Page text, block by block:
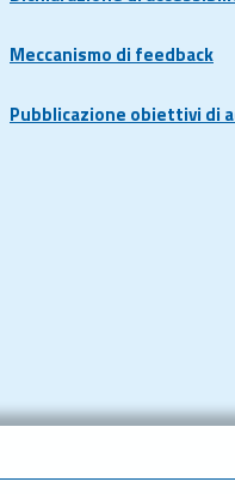
Meccanismo di feedback
Pubblicazione obiettivi di